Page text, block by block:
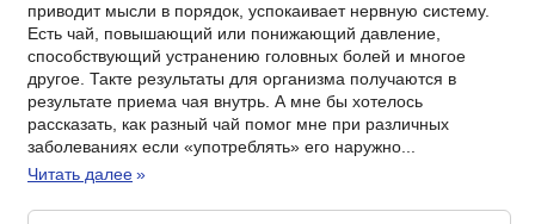
приводит мысли в порядок, успокаивает нервную систему.
Есть чай, повышающий или понижающий давление,
способствующий устранению головных болей и многое
другое. Такте результаты для организма получаются в
результате приема чая внутрь. А мне бы хотелось
рассказать, как разный чай помог мне при различных
заболеваниях если «употреблять» его наружно...
Читать далее»